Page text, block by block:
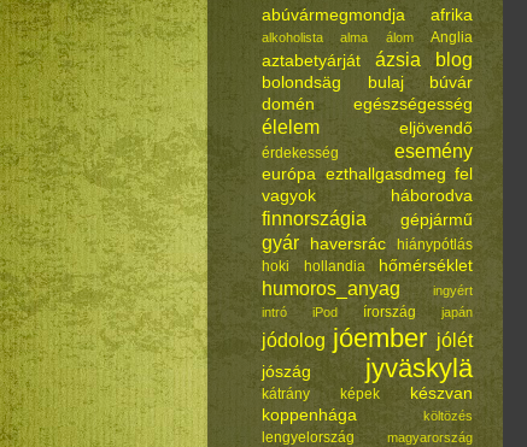
abúvármegmondja
afrika
alkoholista alma álom Anglia
aztabetyárját ázsia blog
bolondsäg bulaj
búvár
domén
egészségesség
élelem eljövendő
érdekesség esemény
európa ezthallgasdmeg fel
vagyok háborodva
finnországia gépjármű
gyár haversrác
hiánypótlás
hoki
hollandia hőmérséklet
humoros_anyag
ingyért
intró
iPod írország japán
jódolog jóember jólét
jószág jyväskylä
kátrány képek
készvan
koppenhága
költözés
lengyelország magyarország